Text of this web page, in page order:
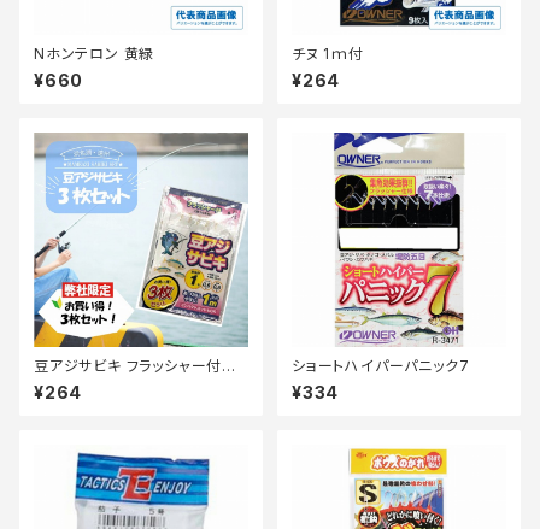
Nホンテロン 黄緑
¥660
チヌ 1ｍ付
¥264
豆アジサビキ フラッシャー付き
ショート 3枚入り 1-0.6-0.8【T
オリ】【継続セール_仕掛】
¥264
ショートハイパーパニック7
¥334